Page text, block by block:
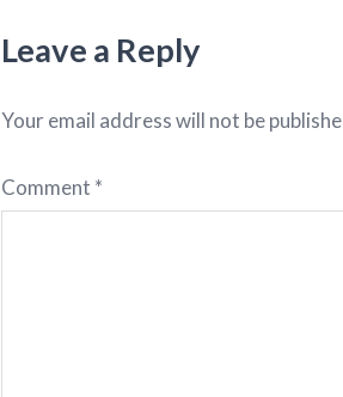
Leave a Reply
Your email address will not be
Comment *